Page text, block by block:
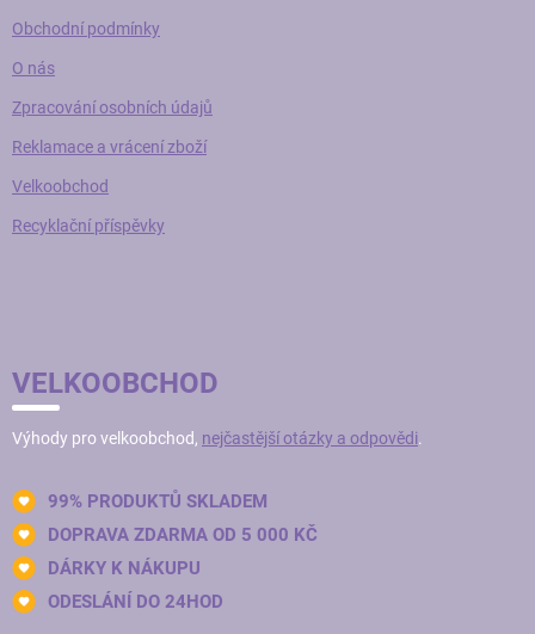
Obchodní podmínky
O nás
Zpracování osobních údajů
Reklamace a vrácení zboží
Velkoobchod
Recyklační příspěvky
VELKOOBCHOD
Výhody pro velkoobchod, nejčastější otázky a odpovědi.
99% PRODUKTŮ SKLADEM
DOPRAVA ZDARMA OD 5 000 KČ
DÁRKY K NÁKUPU
ODESLÁNÍ DO 24HOD